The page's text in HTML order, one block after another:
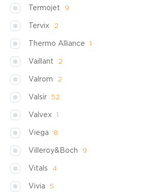
Termojet 9
Tervix 2
Thermo Alliance 1
Vaillant 2
Valrom 2
Valsir 52
Valvex 1
Viega 8
Villeroy&Boch 9
Vitals 4
Vivia 5